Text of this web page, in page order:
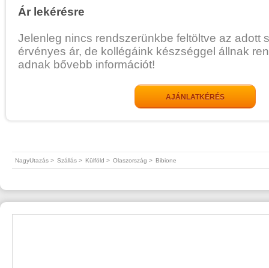
Ár lekérésre
Jelenleg nincs rendszerünkbe feltöltve az adott
érvényes ár, de kollégáink készséggel állnak
adnak bővebb információt!
AJÁNLATKÉRÉS
NagyUtazás > Szállás > Külföld > Olaszország > Bibione